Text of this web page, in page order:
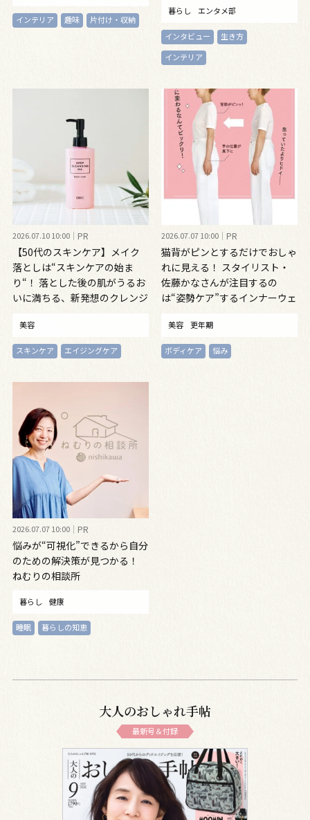
インテリア 趣味 片付け・収納
暮らし エンタメ部
インタビュー
生き方
インテリア
2026.07.10 10:00 PR
【50代のスキンケア】メイク
落としは“スキンケアの始ま
り“！ 落とした後の肌がうるお
いに満ちる、新発想のクレンジ
美容
スキンケア エイジングケア
2026.07.07 10:00 PR
猫背がピンとするだけでおしゃ
れに見える！ スタイリスト・
佐藤かなさんが注目するの
は“姿勢ケア”するインナーウェ
美容 更年期
ボディケア 悩み
2026.07.07 10:00 PR
悩みが“可視化”できるから自分
のための解決策が見つかる！
ねむりの相談所
暮らし 健康
睡眠 暮らしの知恵
大人のおしゃれ手帖
最新号＆付録